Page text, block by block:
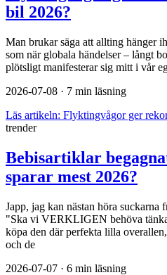
bil 2026?
Man brukar säga att allting hänger
som när globala händelser – långt
plötsligt manifesterar sig mitt i vår
2026-07-08 · 7 min läsning
Läs artikeln: Flyktingvågor ger
trender
Bebisartiklar
sparar mest 2026?
Japp, jag kan nästan höra
"Ska vi VERKLIGEN behöva
köpa den där perfekta lilla
och de
2026-07-07 · 6 min läsning